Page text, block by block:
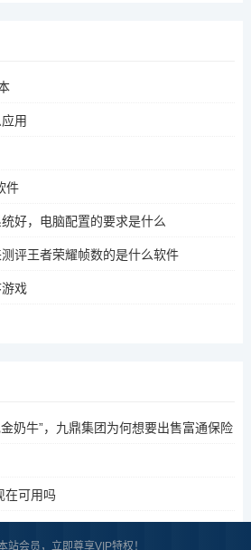
用
件
好，电脑配置的要求是什么
评王者荣耀帧数的是什么软件
戏
奶牛”，九鼎集团为何想要出售富通保险
在可用吗
站会员，立即尊享VIP特权！